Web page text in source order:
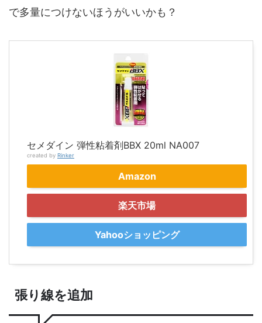
で多量につけないほうがいいかも？
セメダイン 弾性粘着剤BBX 20ml NA007
created by Rinker
Amazon
楽天市場
Yahooショッピング
張り線を追加